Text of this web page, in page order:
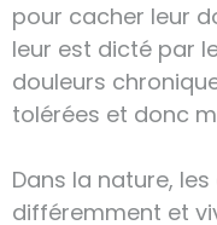
pour cacher leur
leur est dicté par
douleurs
tolérées et donc
Dans la nature,
différemment et